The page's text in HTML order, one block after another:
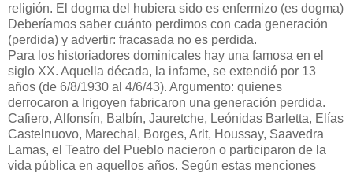
religión. El dogma del hubiera sido es enfermizo (es dogma)
Deberíamos saber cuánto perdimos con cada generación
(perdida) y advertir: fracasada no es perdida.
Para los historiadores dominicales hay una famosa en el
siglo XX. Aquella década, la infame, se extendió por 13
años (de 6/8/1930 al 4/6/43). Argumento: quienes
derrocaron a Irigoyen fabricaron una generación perdida.
Cafiero, Alfonsín, Balbín, Jauretche, Leónidas Barletta, Elías
Castelnuovo, Marechal, Borges, Arlt, Houssay, Saavedra
Lamas, el Teatro del Pueblo nacieron o participaron de la
vida pública en aquellos años. Según estas menciones